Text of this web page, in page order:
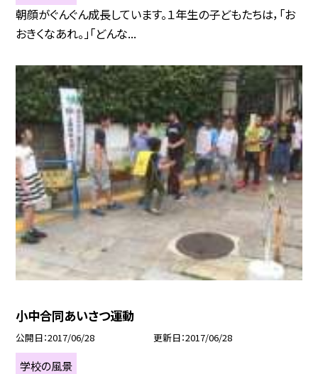
朝顔がぐんぐん成長しています。１年生の子どもたちは，「お
おきくなあれ。」「どんな...
小中合同あいさつ運動
公開日 2017/06/28 更新日 2017/06/28
学校の風景